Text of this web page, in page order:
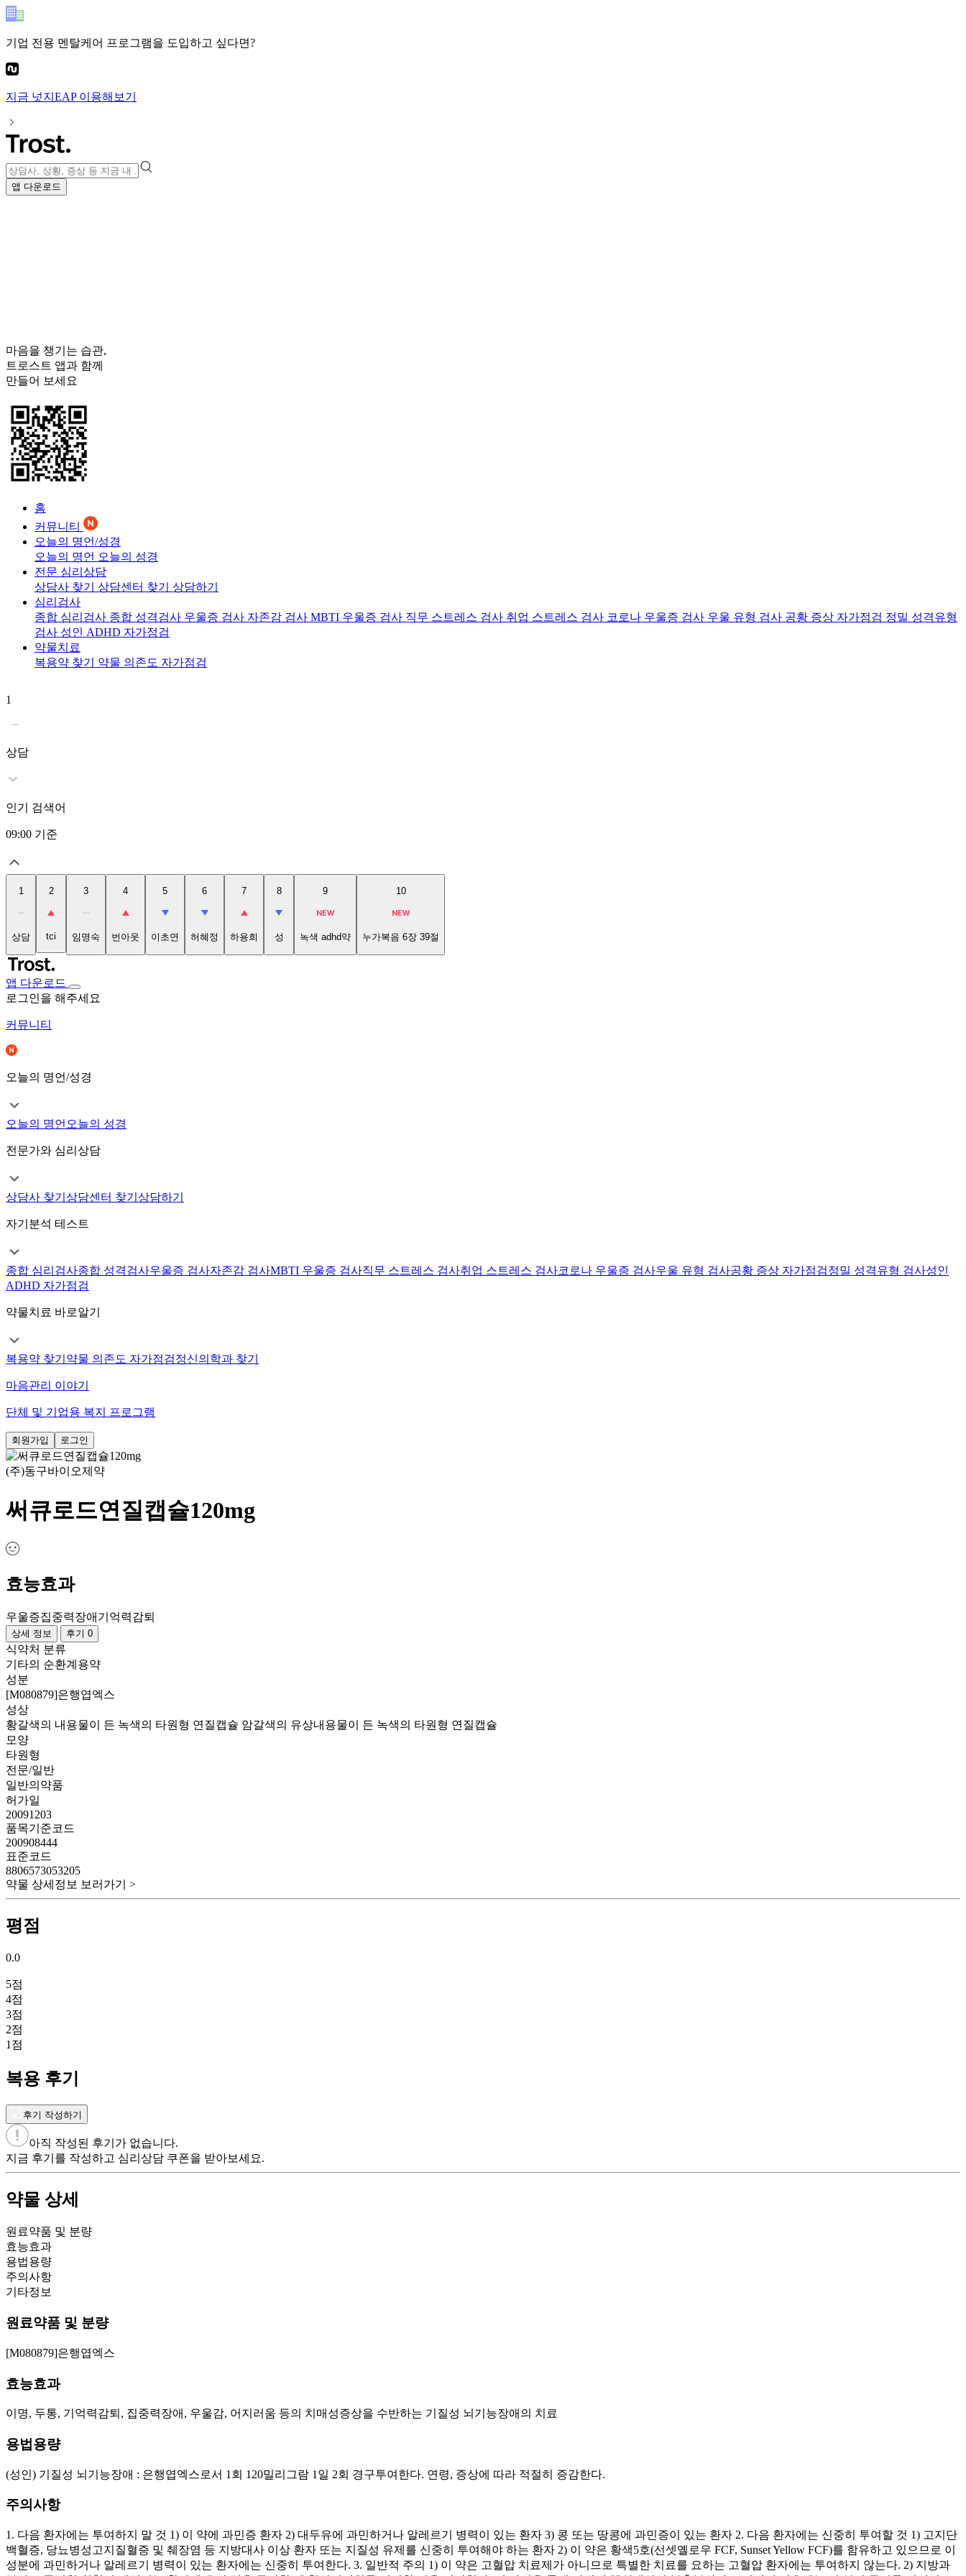
기업 전용 멘탈케어 프로그램을 도입하고 싶다면?
지금 넛지EAP이용해보기
앱 다운로드
마음을 챙기는 습관,
트로스트 앱과 함께
만들어 보세요
홈
커뮤니티
오늘의 명언/성경
오늘의 명언 오늘의 성경
전문 심리상담
상담사 찾기 상담센터 찾기 상담하기
심리검사
종합 심리검사 종합 성격검사 우울증 검사 자존감 검사 MBTI 우울증 검사 직무 스트레스 검사 취업 스트레스 검사 코로나 우울증 검사 우울 유형 검사 공황 증상 자가점검 정밀 성격유형
검사 성인 ADHD 자가점검
약물치료
복용약 찾기 약물 의존도 자가점검
1
상담
인기 검색어
09:00 기준
1
상담
2
tci
3
임명숙
4
번아웃
5
이초연
6
허혜정
7
하용희
8
성
9
녹색 adhd약
10
누가복음 6장 39절
앱 다운로드
로그인을 해주세요
커뮤니티
오늘의 명언/성경
오늘의 명언 오늘의 성경
전문가와 심리상담
상담사 찾기 상담센터 찾기 상담하기
자기분석 테스트
종합 심리검사종합 성격검사우울증 검사자존감 검사MBTI 우울증 검사직무 스트레스 검사취업 스트레스 검사코로나 우울증 검사우울 유형 검사공황 증상 자가점검정밀 성격유형 검사성인
ADHD 자가점검
약물치료 바로알기
복용약 찾기 약물 의존도 자가점검정신의학과 찾기
마음관리 이야기
단체 및 기업용 복지 프로그램
회원가입 로그인
(주)동구바이오제약
써큐로드연질캡슐120mg
효능효과
우울증집중력장애 기억력감퇴
상세 정보 후기 0
식약처 분류
기타의 순환계용약
성분
[M080879]은행엽엑스
성상
황갈색의 내용물이 든 녹색의 타원형 연질캡슐 암갈색의 유상내용물이 든 녹색의 타원형 연질캡슐
모양
타원형
전문/일반
일반의약품
허가일
20091203
품목기준코드
200908444
표준코드
8806573053205
약물 상세정보 보러가기 >
평점
0.0
5점
4점
3점
2점
1 점
복용 후기
후기 작성하기
아직 작성된 후기가 없습니다.
지금 후기를 작성하고 심리상담 쿠폰을 받아보세요.
약물 상세
원료약품 및 분량
효능효과
용법용량
주의사항
기타정보
원료약품 및 분량
[M080879]은행엽엑스
효능효과
이명, 두통, 기억력감퇴, 집중력장애, 우울감, 어지러움 등의 치매성증상을 수반하는 기질성 뇌기능장애의 치료
용법용량
(성인) 기질성 뇌기능장애 : 은행엽엑스로서 1회 120밀리그람 1일 2회 경구투여한다. 연령, 증상에 따라 적절히 증감한다.
주의사항
1. 다음 환자에는 투여하지 말 것 1) 이 약에 과민증 환자 2) 대두유에 과민하거나 알레르기 병력이 있는 환자 3) 콩 또는 땅콩에 과민증이 있는 환자 2. 다음 환자에는 신중히 투여할 것 1) 고지단
백혈증, 당뇨병성고지질혈증 및 췌장염 등 지방대사 이상 환자 또는 지질성 유제를 신중히 투여해야 하는 환자 2) 이 약은 황색5호(선셋옐로우 FCF, Sunset Yellow FCF)를 함유하고 있으므로 이
성분에 과민하거나 알레르기 병력이 있는 환자에는 신중히 투여한다. 3. 일반적 주의 1) 이 약은 고혈압 치료제가 아니므로 특별한 치료를 요하는 고혈압 환자에는 투여하지 않는다. 2) 지방과